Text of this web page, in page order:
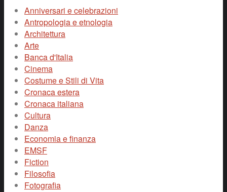
Anniversari e celebrazioni
Antropologia e etnologia
Architettura
Arte
Banca d'Italia
Cinema
Costume e Stili di Vita
Cronaca estera
Cronaca italiana
Cultura
Danza
Economia e finanza
EMSF
Fiction
Filosofia
Fotografia